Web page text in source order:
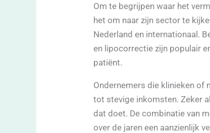
Om te begrijpen waar het
het om naar zijn sector te
Nederland en internationaal.
en lipocorrectie zijn populair
patiënt.
Ondernemers die klinieken of
tot stevige inkomsten. Zeker
dat doet. De combinatie van
over de jaren een aanzienlijk